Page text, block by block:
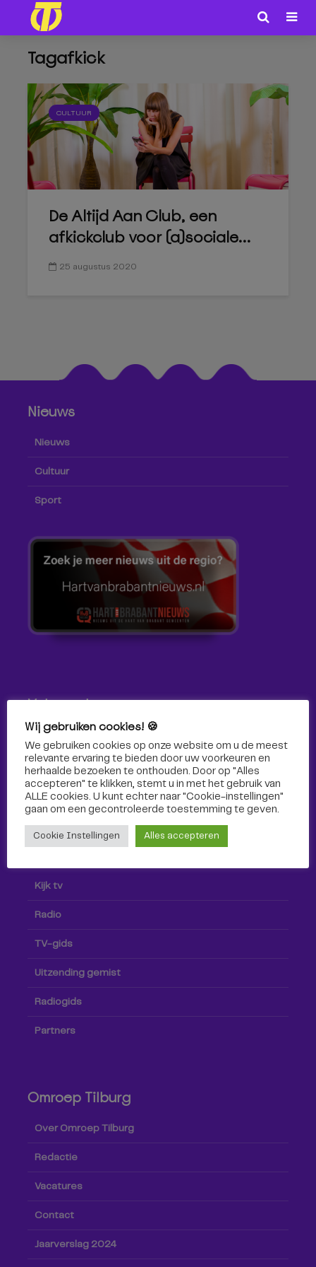
Tagafkick
CULTUUR
De Altijd Aan Club, een
afkickclub voor (a)sociale...
25 augustus 2020
Nieuws
Nieuws
Cultuur
Sport
Volg ons!
Volg Omroep Tilburg niet alleen hier, maar ook via social
media!
Kijk tv
Radio
TV-gids
Uitzending gemist
Radiogids
Partners
Omroep Tilburg
Over Omroep Tilburg
Redactie
Vacatures
Contact
Jaarverslag 2024
Wij gebruiken cookies! 🍪
We gebruiken cookies op onze website om u de meest
relevante ervaring te bieden door uw voorkeuren en
herhaalde bezoeken te onthouden. Door op "Alles
accepteren" te klikken, stemt u in met het gebruik van
ALLE cookies. U kunt echter naar "Cookie-instellingen"
gaan om een ​​gecontroleerde toestemming te geven.
Cookie Instellingen Alles accepteren